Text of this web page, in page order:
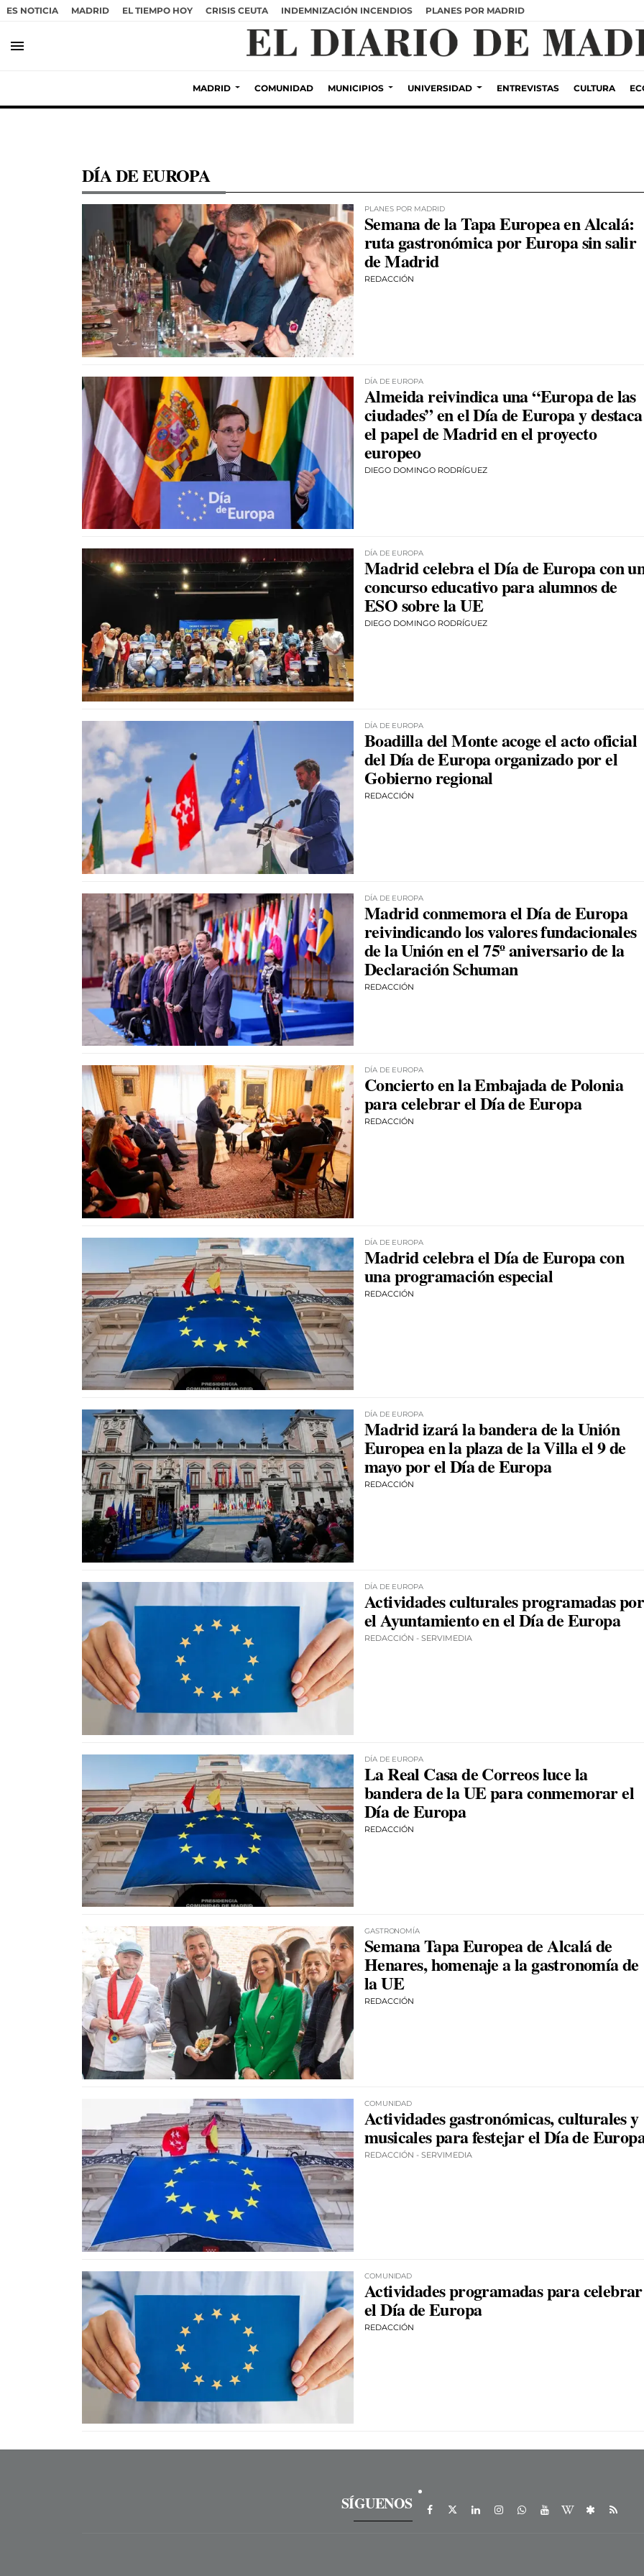
ES NOTICIA MADRID EL TIEMPO HOY CRISIS CEUTA INDEMNIZACIÓN INCENDIOS PLANES POR MADRID
menu
MADRID COMUNIDAD MUNICIPIOS UNIVERSIDAD ENTREVISTAS CULTURA
DÍA DE EUROPA
PLANES POR MADRID
Semana de la Tapa Europea en Alcalá:
ruta gastronómica por Europa sin salir
de Madrid
REDACCIÓN
DÍA DE EUROPA
Almeida reivindica una “Europa de las
ciudades” en el Día de Europa y destaca
el papel de Madrid en el proyecto
europeo
DIEGO DOMINGO RODRÍGUEZ
DÍA DE EUROPA
Madrid celebra el Día de Europa con
concurso educativo para alumnos de
ESO sobre la UE
DIEGO DOMINGO RODRÍGUEZ
DÍA DE EUROPA
Boadilla del Monte acoge el acto oficial
del Día de Europa organizado por el
Gobierno regional
REDACCIÓN
DÍA DE EUROPA
Madrid conmemora el Día de Europa
reivindicando los valores fundacionales
de la Unión en el 75º aniversario de la
Declaración Schuman
REDACCIÓN
DÍA DE EUROPA
Concierto en la Embajada de Polonia
para celebrar el Día de Europa
REDACCIÓN
DÍA DE EUROPA
Madrid celebra el Día de Europa con
una programación especial
REDACCIÓN
DÍA DE EUROPA
Madrid izará la bandera de la Unión
Europea en la plaza de la Villa el 9 de
mayo por el Día de Europa
REDACCIÓN
DÍA DE EUROPA
Actividades culturales programadas por
el Ayuntamiento en el Día de Europa
REDACCIÓN - SERVIMEDIA
DÍA DE EUROPA
La Real Casa de Correos luce la
bandera de la UE para conmemorar el
Día de Europa
REDACCIÓN
GASTRONOMÍA
Semana Tapa Europea de Alcalá de
Henares, homenaje a la gastronomía de
la UE
REDACCIÓN
COMUNIDAD
Actividades gastronómicas, culturales y
musicales para festejar el Día de
REDACCIÓN - SERVIMEDIA
COMUNIDAD
Actividades programadas para celebrar
el Día de Europa
REDACCIÓN
SÍGUENOS